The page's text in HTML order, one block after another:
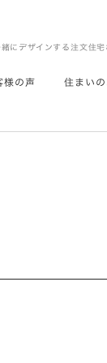
にデザインする注文住
様の声 住まいの